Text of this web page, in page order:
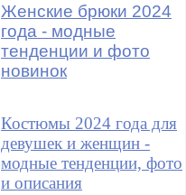
Женские брюки 2024
года - модные
тенденции и фото
новинок
Костюмы 2024 года для
девушек и женщин -
модные тенденции, фото
и описания